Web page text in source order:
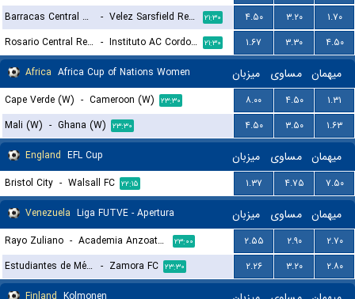
Barracas Central Reserves
- Velez Sarsfield Reserves ۲۱:۳۰ ۴.۵۰ ۳.۲۰
۱.۷۰
Rosario Central Reserves - Instituto AC Cordoba Reserves ۲۱:۳۰ ۱.۶۷ ۳.۳۰
۴.۵۰
Africa Africa Cup of Nations Women میزبان مساوی میهمان
Cape Verde (W) - Cameroon (W) ۲۳:۳۰ ۸.۰۰ ۴.۵۰
۱.۳۱
Mali (W) - Ghana (W) ۲۳:۳۰ ۴.۵۰ ۳.۵۰
۱.۶۳
England EFL Cup میزبان مساوی میهمان
Bristol City - Walsall FC ۲۲:۱۵ ۱.۳۷ ۴.۷۵
۷.۵۰
Venezuela Liga FUTVE - Apertura میزبان مساوی میهمان
Rayo Zuliano - Academia Anzoategui ۲۳:۰۰ ۲.۵۵ ۲.۹۰
۲.۷۰
Estudiantes de Mérida - Zamora FC ۲۳:۳۰ ۲.۲۶ ۳.۲۰
۲.۸۰